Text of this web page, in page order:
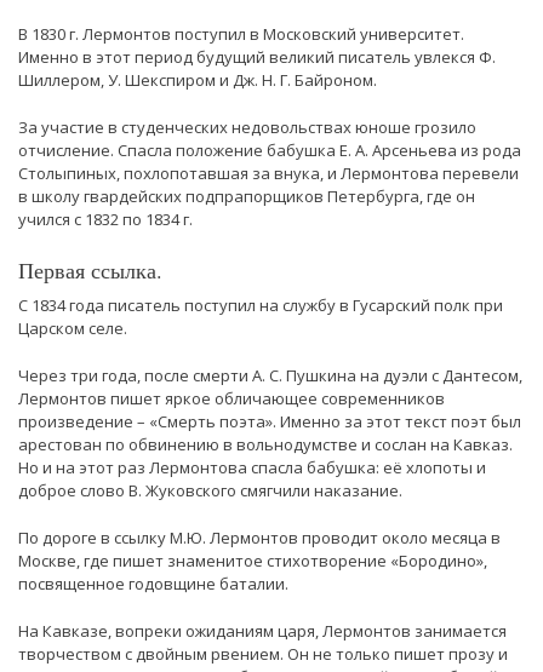
В 1830 г. Лермонтов поступил в Московский университет.
Именно в этот период будущий великий писатель увлекся Ф.
Шиллером, У. Шекспиром и Дж. Н. Г. Байроном.
За участие в студенческих недовольствах юноше грозило
отчисление. Спасла положение бабушка Е. А. Арсеньева из рода
Столыпиных, похлопотавшая за внука, и Лермонтова перевели
в школу гвардейских подпрапорщиков Петербурга, где он
учился с 1832 по 1834 г.
Первая ссылка.
С 1834 года писатель поступил на службу в Гусарский полк при
Царском селе.
Через три года, после смерти А. С. Пушкина на дуэли с Дантесом,
Лермонтов пишет яркое обличающее современников
произведение – «Смерть поэта». Именно за этот текст поэт был
арестован по обвинению в вольнодумстве и сослан на Кавказ.
Но и на этот раз Лермонтова спасла бабушка: её хлопоты и
доброе слово В. Жуковского смягчили наказание.
По дороге в ссылку М.Ю. Лермонтов проводит около месяца в
Москве, где пишет знаменитое стихотворение «Бородино»,
посвященное годовщине баталии.
На Кавказе, вопреки ожиданиям царя, Лермонтов занимается
творчеством с двойным рвением. Он не только пишет прозу и